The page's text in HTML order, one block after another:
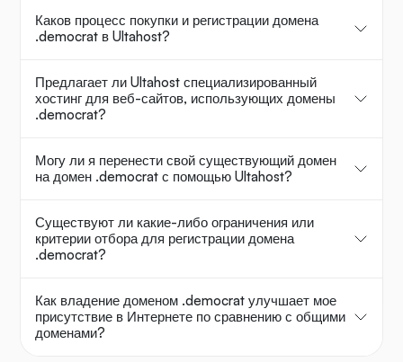
Каков процесс покупки и регистрации домена
.democrat в Ultahost?
Предлагает ли Ultahost специализированный
хостинг для веб-сайтов, использующих домены
.democrat?
Могу ли я перенести свой существующий домен
на домен .democrat с помощью Ultahost?
Существуют ли какие-либо ограничения или
критерии отбора для регистрации домена
.democrat?
Как владение доменом .democrat улучшает мое
присутствие в Интернете по сравнению с общими
доменами?